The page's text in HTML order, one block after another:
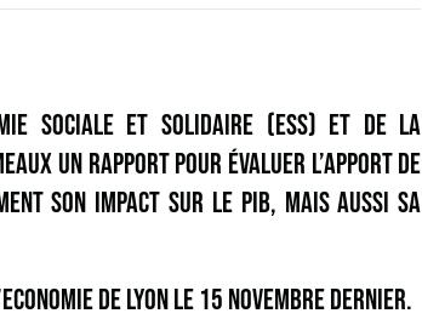
SOCIALE ET SOLIDAIRE (ESS) ET DE LA
UN RAPPORT POUR ÉVALUER L’APPORT DE
SON IMPACT SUR LE PIB, MAIS AUSSI SA
DE LYON LE 15 NOVEMBRE DERNIER.